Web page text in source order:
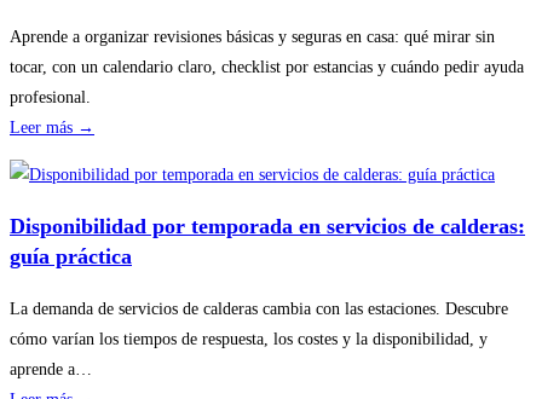
Aprende a organizar revisiones básicas y seguras en casa: qué mirar sin
tocar, con un calendario claro, checklist por estancias y cuándo pedir ayuda
profesional.
Leer más →
planificar
revisiones
básicas
hogar
sin
Disponibilidad por temporada en servicios de calderas:
guía práctica
La demanda de servicios de calderas cambia con las estaciones. Descubre
cómo varían los tiempos de respuesta, los costes y la disponibilidad, y
aprende a…